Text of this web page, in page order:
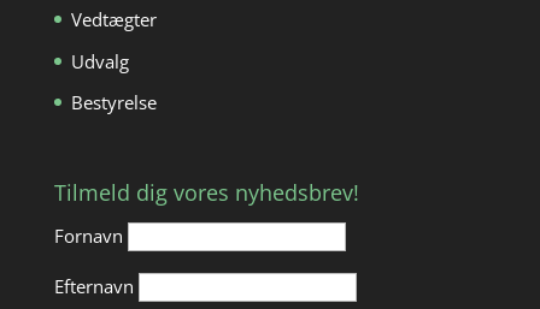
Vedtægter
Udvalg
Bestyrelse
Tilmeld dig vores nyhedsbrev!
Fornavn
Efternavn